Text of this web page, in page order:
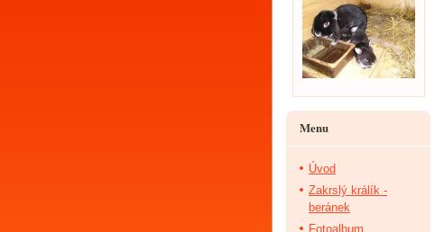
Menu
Úvod
Zakrslý králík -
beránek
Fotoalbum